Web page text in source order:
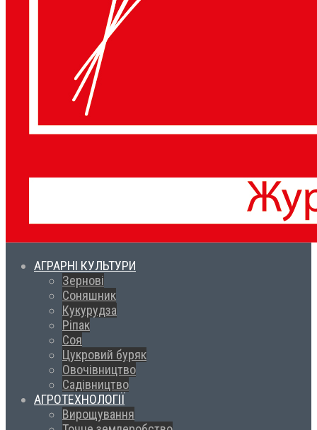
АГРАРНІ КУЛЬТУРИ
Зернові
Соняшник
Кукурудза
Ріпак
Соя
Цукровий буряк
Овочівництво
Садівництво
АГРОТЕХНОЛОГІЇ
Вирощування